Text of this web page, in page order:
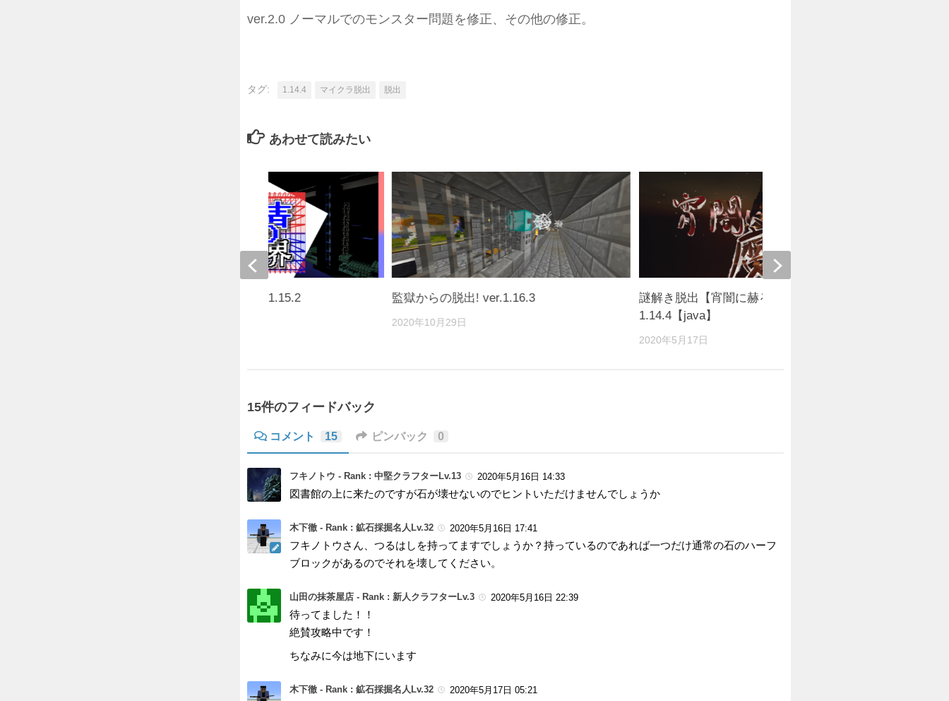
ver.2.0 ノーマルでのモンスター問題を修正、その他の修正。
タグ: 1.14.4 マイクラ脱出 脱出
あわせて読みたい
監獄からの脱出! ver.1.16.3
2020年10月29日
謎解き脱出【宵闇に赫る魔法】ver
1.14.4【java】
2020年5月17日
～赤青の境界～MCVer.1.15.2
15件のフィードバック
コメント 15 ピンバック 0
フキノトウ - Rank : 中堅クラフターLv.13 2020年5月16日 14:33
図書館の上に来たのですが石が壊せないのでヒントいただけませんでしょうか
木下徹 - Rank : 鉱石採掘名人Lv.32 2020年5月16日 17:41
フキノトウさん、つるはしを持ってますでしょうか？持っているのであれば一つだけ通常の石のハーフ
ブロックがあるのでそれを壊してください。
山田の抹茶屋店 - Rank : 新人クラフターLv.3 2020年5月16日 22:39
待ってました！！
絶賛攻略中です！
ちなみに今は地下にいます
木下徹 - Rank : 鉱石採掘名人Lv.32 2020年5月17日 05:21